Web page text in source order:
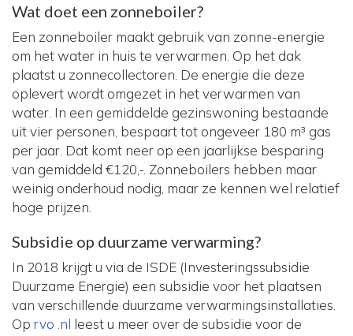
Wat doet een zonneboiler?
Een zonneboiler maakt gebruik van zonne-energie
om het water in huis te verwarmen. Op het dak
plaatst u zonnecollectoren. De energie die deze
oplevert wordt omgezet in het verwarmen van
water. In een gemiddelde gezinswoning bestaande
uit vier personen, bespaart tot ongeveer 180 m³ gas
per jaar. Dat komt neer op een jaarlijkse besparing
van gemiddeld €120,-. Zonneboilers hebben maar
weinig onderhoud nodig, maar ze kennen wel relatief
hoge prijzen.
Subsidie op duurzame verwarming?
In 2018 krijgt u via de ISDE (Investeringssubsidie
Duurzame Energie) een subsidie voor het plaatsen
van verschillende duurzame verwarmingsinstallaties.
Op rvo .nl leest u meer over de subsidie voor de